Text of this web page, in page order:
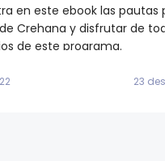
en este ebook las pautas
Crehana y disfrutar de
de este programa.
23